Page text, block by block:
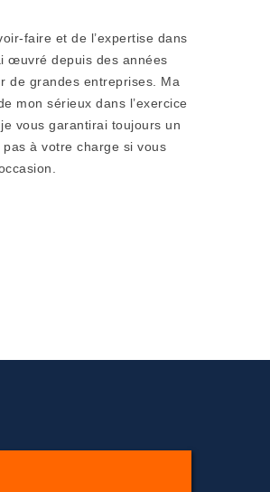
faire et de l’expertise dans
œuvré depuis des années
de grandes entreprises. Ma
mon sérieux dans l’exercice
vous garantirai toujours un
à votre charge si vous